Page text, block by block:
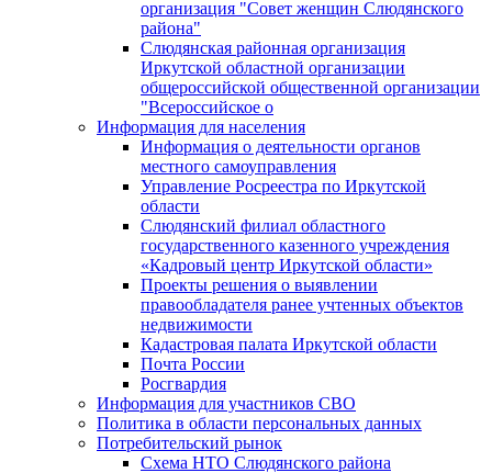
организация "Совет женщин Слюдянского
района"
Слюдянская районная организация
Иркутской областной организации
общероссийской общественной организации
"Всероссийское о
Информация для населения
Информация о деятельности органов
местного самоуправления
Управление Росреестра по Иркутской
области
Слюдянский филиал областного
государственного казенного учреждения
«Кадровый центр Иркутской области»
Проекты решения о выявлении
правообладателя ранее учтенных объектов
недвижимости
Кадастровая палата Иркутской области
Почта России
Росгвардия
Информация для участников СВО
Политика в области персональных данных
Потребительский рынок
Схема НТО Слюдянского района